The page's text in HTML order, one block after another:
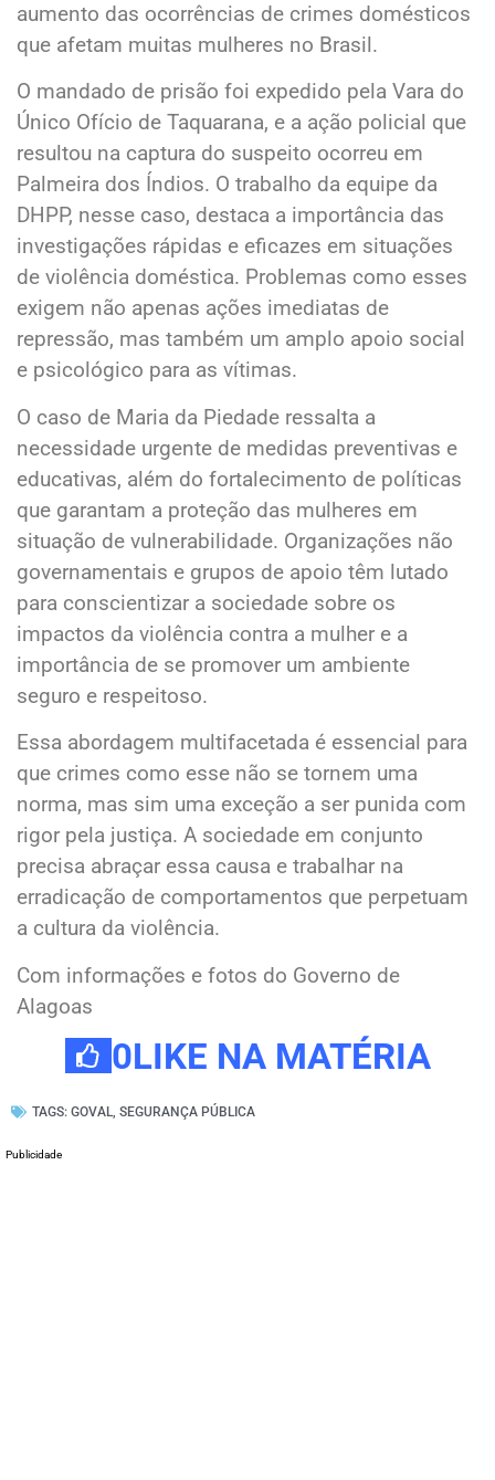
aumento das ocorrências de crimes domésticos
que afetam muitas mulheres no Brasil.
O mandado de prisão foi expedido pela Vara do
Único Ofício de Taquarana, e a ação policial que
resultou na captura do suspeito ocorreu em
Palmeira dos Índios. O trabalho da equipe da
DHPP, nesse caso, destaca a importância das
investigações rápidas e eficazes em situações
de violência doméstica. Problemas como esses
exigem não apenas ações imediatas de
repressão, mas também um amplo apoio social
e psicológico para as vítimas.
O caso de Maria da Piedade ressalta a
necessidade urgente de medidas preventivas e
educativas, além do fortalecimento de políticas
que garantam a proteção das mulheres em
situação de vulnerabilidade. Organizações não
governamentais e grupos de apoio têm lutado
para conscientizar a sociedade sobre os
impactos da violência contra a mulher e a
importância de se promover um ambiente
seguro e respeitoso.
Essa abordagem multifacetada é essencial para
que crimes como esse não se tornem uma
norma, mas sim uma exceção a ser punida com
rigor pela justiça. A sociedade em conjunto
precisa abraçar essa causa e trabalhar na
erradicação de comportamentos que perpetuam
a cultura da violência.
Com informações e fotos do Governo de
Alagoas
0LIKE NA MATÉRIA
TAGS: GOVAL, SEGURANÇA PÚBLICA
Publicidade